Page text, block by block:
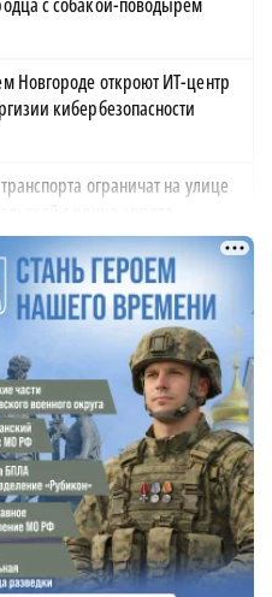
Новгороде откроют ИТ-центр
кибербезопасности
ограничат на улице
с конца августа
обнаружили заброшенный
живет около 20 собак и
области наградили
организаций к Дню строителя
и Глеб Никитин провели
в Киргизии